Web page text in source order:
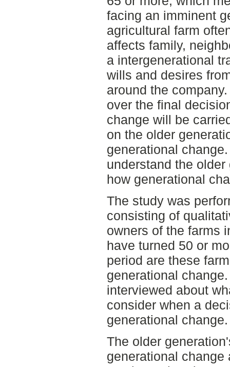
facing an imminent
agricultural farm
affects family,
a intergenerational
wills and desires
around the
over the final
change will be
on the older
generational
understand the
how generational
The study was
consisting of
owners of the farms
have turned 50 or
period are these
generational
interviewed about
consider when a
generational change.
The older
generational change